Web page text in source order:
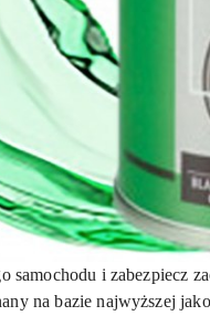
samochodu i zabezpiecz
na bazie najwyższej